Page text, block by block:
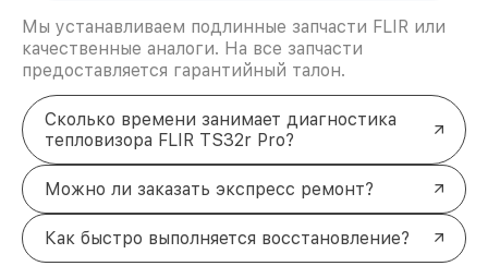
Мы устанавливаем подлинные запчасти FLIR или
качественные аналоги. На все запчасти
предоставляется гарантийный талон.
Сколько времени занимает диагностика
тепловизора FLIR TS32r Pro?
Можно ли заказать экспресс ремонт?
Как быстро выполняется восстановление?